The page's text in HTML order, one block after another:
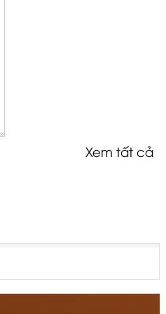
Xem tất cả